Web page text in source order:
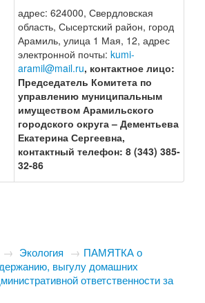
адрес: 624000, Свердловская
область, Сысертский район, город
Арамиль, улица 1 Мая, 12, адрес
электронной почты: kumi-
aramil@mail.ru, контактное лицо:
Председатель Комитета по
управлению муниципальным
имуществом Арамильского
городского округа – Дементьева
Екатерина Сергеевна,
контактный телефон: 8 (343) 385-
32-86
→ Экология → ​ПАМЯТКА о
выгулу домашних
ответственности за